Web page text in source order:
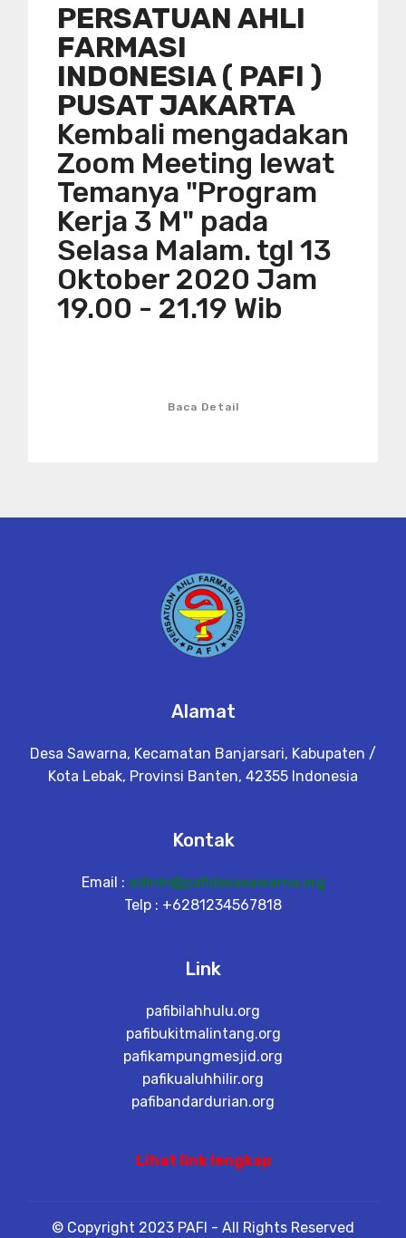
PERSATUAN AHLI
FARMASI
INDONESIA ( PAFI )
PUSAT JAKARTA
Kembali mengadakan
Zoom Meeting lewat
Temanya "Program
Kerja 3 M" pada
Selasa Malam. tgl 13
Oktober 2020 Jam
19.00 - 21.19 Wib
Baca Detail
Alamat
Desa Sawarna, Kecamatan Banjarsari, Kabupaten /
Kota Lebak, Provinsi Banten, 42355 Indonesia
Kontak
Email : admin@pafidesasawarna.org
Telp : +6281234567818
Link
pafibilahhulu.org
pafibukitmalintang.org
pafikampungmesjid.org
pafikualuhhilir.org
pafibandardurian.org
Lihat link lengkap
© Copyright 2023 PAFI - All Rights Reserved